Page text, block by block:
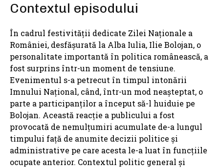
Contextul episodului
În cadrul festivității dedicate Zilei Naționale a
României, desfășurată la Alba Iulia, Ilie Bolojan, o
personalitate importantă în politica românească, a
fost surprins într-un moment de tensiune.
Evenimentul s-a petrecut în timpul intonării
Imnului Național, când, într-un mod neașteptat, o
parte a participanților a început să-l huiduie pe
Bolojan. Această reacție a publicului a fost
provocată de nemulțumiri acumulate de-a lungul
timpului față de anumite decizii politice și
administrative pe care acesta le-a luat în funcțiile
ocupate anterior. Contextul politic general și